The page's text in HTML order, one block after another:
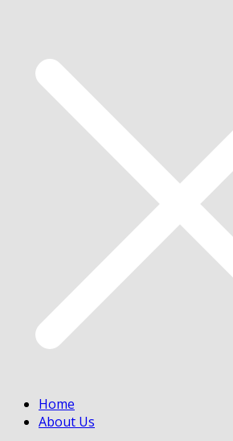
Home
About Us